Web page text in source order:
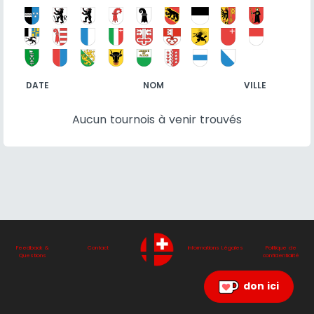
DATE NOM VILLE
Aucun tournois à venir trouvés
Feedback &
Questions
Contact Informations Légales
Politique de
confidentialité
don ici